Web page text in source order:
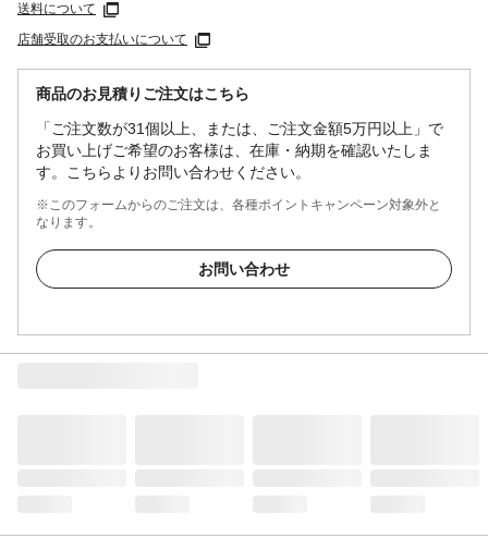
送料について
店舗受取のお支払いについて
商品のお見積りご注文はこちら
「ご注文数が31個以上、または、ご注文金額5万円以上」で
お買い上げご希望のお客様は、在庫・納期を確認いたしま
す。こちらよりお問い合わせください。
※このフォームからのご注文は、各種ポイントキャンペーン対象外と
なります。
お問い合わせ